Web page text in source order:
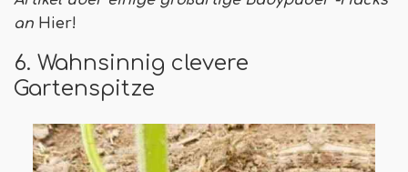
an Hier!
6. Wahnsinnig clevere
Gartenspitze